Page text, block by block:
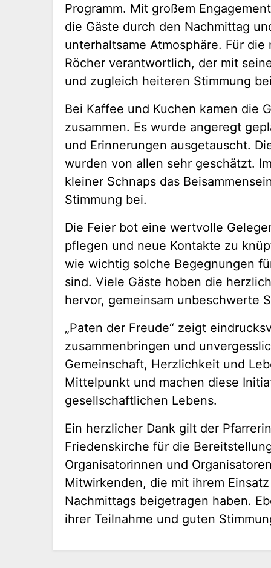
Programm. Mit großem
die Gäste durch den Nachmittag
unterhaltsame Atmosphäre. Für
Röcher verantwortlich, der mit
und zugleich heiteren Stimmung
Bei Kaffee und Kuchen kamen die
zusammen. Es wurde angeregt
und Erinnerungen ausgetauscht.
wurden von allen sehr geschätzt.
kleiner Schnaps das
Stimmung bei.
Die Feier bot eine wertvolle
pflegen und neue Kontakte zu
wie wichtig solche Begegnungen
sind. Viele Gäste hoben die
hervor, gemeinsam unbeschwerte
„Paten der Freude“ zeigt
zusammenbringen und
Gemeinschaft, Herzlichkeit und
Mittelpunkt und machen diese
gesellschaftlichen Lebens.
Ein herzlicher Dank gilt der
Friedenskirche für die
Organisatorinnen und
Mitwirkenden, die mit ihrem
Nachmittags beigetragen haben.
ihrer Teilnahme und guten